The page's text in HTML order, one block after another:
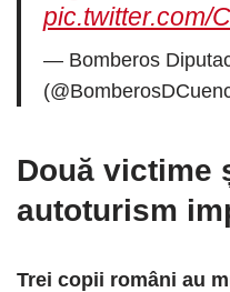
pic.twitter.com/
— Bomberos
Două victime
autoturism
Trei copii români au